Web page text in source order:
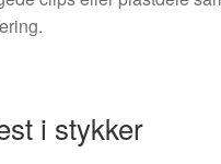
i stykker